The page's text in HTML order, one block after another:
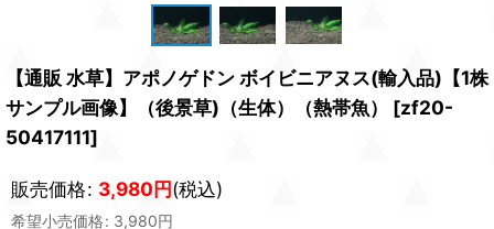
【通販 水草】アポノゲドン ボイビニアヌス(輸入品)【1株
サンプル画像】（後景草)（生体）（熱帯魚）
[zf20-
50417111]
販売価格: 3,980円(税込)
希望小売価格: 3,980円